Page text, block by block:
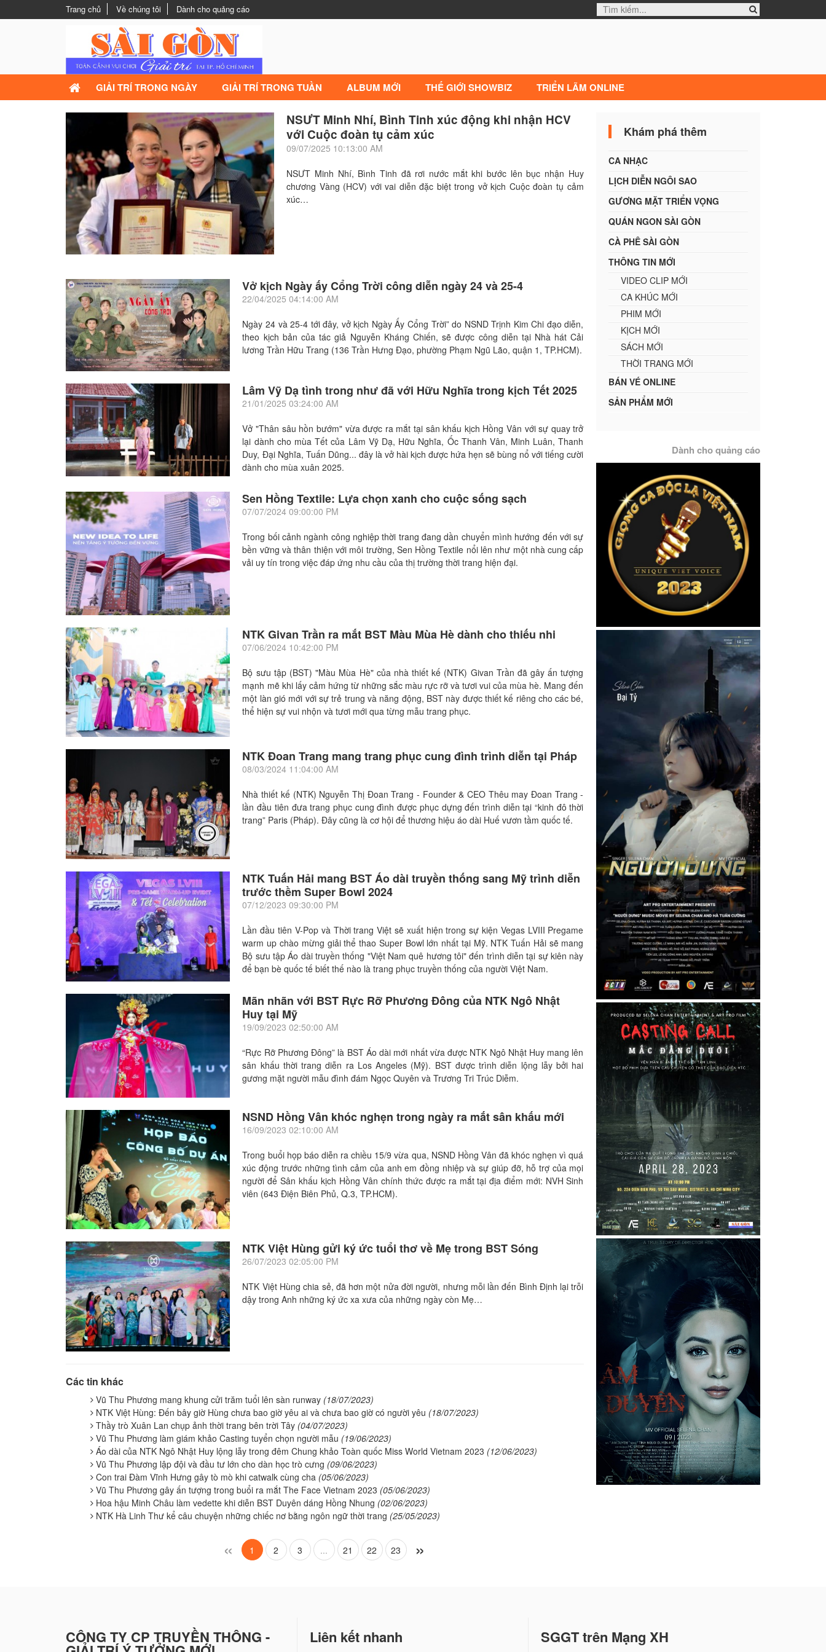
Trang chủ Về chúng tôi Dành cho quảng cáo
GIẢI TRÍ TRONG NGÀY GIẢI TRÍ TRONG TUẦN ALBUM MỚI THẾ GIỚI SHOWBIZ TRIỂN LÃM ONLINE
NSƯT Minh Nhí, Bình Tinh xúc động khi nhận HCV
với Cuộc đoàn tụ cảm xúc
09/07/2025 10:13:00 AM
NSƯT Minh Nhí, Bình Tinh đã rơi nước mắt khi bước lên bục nhận Huy
chương Vàng (HCV) với vai diễn đặc biệt trong vở kịch Cuộc đoàn tụ cảm
xúc…
Vở kịch Ngày ấy Cổng Trời công diễn ngày 24 và 25-4
22/04/2025 04:14:00 AM
Ngày 24 và 25-4 tới đây, vở kịch Ngày Ấy Cổng Trời” do NSND Trịnh Kim Chi đạo diễn,
theo kịch bản của tác giả Nguyễn Kháng Chiến, sẽ được công diễn tại Nhà hát Cải
lương Trần Hữu Trang (136 Trần Hưng Đạo, phường Phạm Ngũ Lão, quận 1, TP.HCM).
Lâm Vỹ Dạ tình trong như đã với Hữu Nghĩa trong kịch Tết 2025
21/01/2025 03:24:00 AM
Vở "Thân sâu hồn bướm" vừa được ra mắt tại sân khấu kịch Hồng Vân với sự quay trở
lại dành cho mùa Tết của Lâm Vỹ Dạ, Hữu Nghĩa, Ốc Thanh Vân, Minh Luân, Thanh
Duy, Đại Nghĩa, Tuấn Dũng... đây là vở hài kịch được hứa hẹn sẽ bùng nổ với tiếng cười
dành cho mùa xuân 2025.
Sen Hồng Textile: Lựa chọn xanh cho cuộc sống sạch
07/07/2024 09:00:00 PM
Trong bối cảnh ngành công nghiệp thời trang đang dần chuyển mình hướng đến với sự
bền vững và thân thiện với môi trường, Sen Hồng Textile nổi lên như một nhà cung cấp
vải uy tín trong việc đáp ứng nhu cầu của thị trường thời trang hiện đại.
NTK Givan Trần ra mắt BST Màu Mùa Hè dành cho thiếu nhi
07/06/2024 10:42:00 PM
Bộ sưu tập (BST) "Màu Mùa Hè" của nhà thiết kế (NTK) Givan Trần đã gây ấn tượng
mạnh mẽ khi lấy cảm hứng từ những sắc màu rực rỡ và tươi vui của mùa hè. Mang đến
một làn gió mới với sự trẻ trung và năng động, BST này được thiết kế riêng cho các bé,
thể hiện sự vui nhộn và tươi mới qua từng mẫu trang phục.
NTK Đoan Trang mang trang phục cung đình trình diễn tại Pháp
08/03/2024 11:04:00 AM
Nhà thiết kế (NTK) Nguyễn Thị Đoan Trang - Founder & CEO Thêu may Đoan Trang -
lần đầu tiên đưa trang phục cung đình được phục dựng đến trình diễn tại “kinh đô thời
trang” Paris (Pháp). Đây cũng là cơ hội để thương hiệu áo dài Huế vươn tầm quốc tế.
NTK Tuấn Hải mang BST Áo dài truyền thống sang Mỹ trình diễn
trước thềm Super Bowl 2024
07/12/2023 09:30:00 PM
Lần đầu tiên V-Pop và Thời trang Việt sẽ xuất hiện trong sự kiện Vegas LVIII Pregame
warm up chào mừng giải thể thao Super Bowl lớn nhất tại Mỹ. NTK Tuấn Hải sẽ mang
Bộ sưu tập Áo dài truyền thống "Việt Nam quê hương tôi" đến trình diễn tại sự kiên này
để bạn bè quốc tế biết thế nào là trang phục truyền thống của người Việt Nam.
Mãn nhãn với BST Rực Rỡ Phương Đông của NTK Ngô Nhật
Huy tại Mỹ
19/09/2023 02:50:00 AM
“Rực Rỡ Phương Đông” là BST Áo dài mới nhất vừa được NTK Ngô Nhật Huy mang lên
sân khấu thời trang diễn ra Los Angeles (Mỹ). BST được trình diễn lộng lẫy bởi hai
gương mặt người mẫu đình đám Ngọc Quyên và Trương Tri Trúc Diễm.
NSND Hồng Vân khóc nghẹn trong ngày ra mắt sân khấu mới
16/09/2023 02:10:00 AM
Trong buổi họp báo diễn ra chiều 15/9 vừa qua, NSND Hồng Vân đã khóc nghẹn vì quá
xúc động trước những tình cảm của anh em đồng nhiệp và sự giúp đỡ, hỗ trợ của mọi
người để Sân khấu kịch Hồng Vân chính thức được ra mắt tại địa điểm mới: NVH Sinh
viên (643 Điện Biên Phủ, Q.3, TP.HCM).
NTK Việt Hùng gửi ký ức tuổi thơ về Mẹ trong BST Sóng
26/07/2023 02:05:00 PM
NTK Việt Hùng chia sẻ, đã hơn một nửa đời người, nhưng mỗi lần đến Bình Định lại trỗi
dậy trong Anh những ký ức xa xưa của những ngày còn Mẹ…
Các tin khác
Vũ Thu Phương mang khung cửi trăm tuổi lên sàn runway (18/07/2023)
NTK Việt Hùng: Đến bây giờ Hùng chưa bao giờ yêu ai và chưa bao giờ có người yêu (18/07/2023)
Thầy trò Xuân Lan chụp ảnh thời trang bên trời Tây (04/07/2023)
Vũ Thu Phương làm giám khảo Casting tuyển chọn người mẫu (19/06/2023)
Áo dài của NTK Ngô Nhật Huy lộng lẫy trong đêm Chung khảo Toàn quốc Miss World Vietnam 2023 (12/06/2023)
Vũ Thu Phương lập đội và đầu tư lớn cho dàn học trò cưng (09/06/2023)
Con trai Đàm Vĩnh Hưng gây tò mò khi catwalk cùng cha (05/06/2023)
Vũ Thu Phương gây ấn tượng trong buổi ra mắt The Face Vietnam 2023 (05/06/2023)
Hoa hậu Minh Châu làm vedette khi diễn BST Duyên dáng Hồng Nhung (02/06/2023)
NTK Hà Linh Thư kể câu chuyện những chiếc nơ bằng ngôn ngữ thời trang (25/05/2023)
« 1 2 3 ... 21 22 23 »
Khám phá thêm
CA NHẠC
LỊCH DIỄN NGÔI SAO
GƯƠNG MẶT TRIỂN VỌNG
QUÁN NGON SÀI GÒN
CÀ PHÊ SÀI GÒN
THÔNG TIN MỚI
VIDEO CLIP MỚI
CA KHÚC MỚI
PHIM MỚI
KỊCH MỚI
SÁCH MỚI
THỜI TRANG MỚI
BÁN VÉ ONLINE
SẢN PHẨM MỚI
Dành cho quảng cáo
CÔNG TY CP TRUYỀN THÔNG - Liên kết nhanh SGGT trên Mạng XH